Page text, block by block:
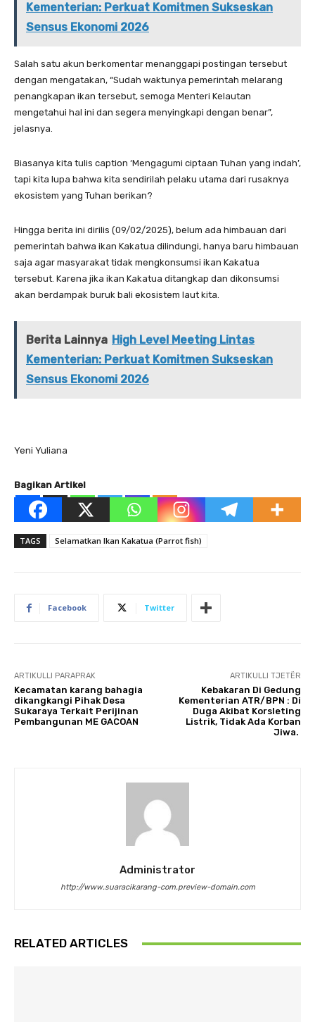
Kementerian: Perkuat Komitmen Sukseskan
Sensus Ekonomi 2026
Salah satu akun berkomentar menanggapi postingan tersebut
dengan mengatakan, “Sudah waktunya pemerintah melarang
penangkapan ikan tersebut, semoga Menteri Kelautan
mengetahui hal ini dan segera menyingkapi dengan benar”,
jelasnya.
Biasanya kita tulis caption ‘Mengagumi ciptaan Tuhan yang indah’,
tapi kita lupa bahwa kita sendirilah pelaku utama dari rusaknya
ekosistem yang Tuhan berikan?
Hingga berita ini dirilis (09/02/2025), belum ada himbauan dari
pemerintah bahwa ikan Kakatua dilindungi, hanya baru himbauan
saja agar masyarakat tidak mengkonsumsi ikan Kakatua
tersebut. Karena jika ikan Kakatua ditangkap dan dikonsumsi
akan berdampak buruk bali ekosistem laut kita.
Berita Lainnya High Level Meeting Lintas
Kementerian: Perkuat Komitmen Sukseskan
Sensus Ekonomi 2026
Yeni Yuliana
Bagikan Artikel
TAGS Selamatkan Ikan Kakatua (Parrot fish)
Facebook Twitter
ARTIKULLI PARAPRAK
Kecamatan karang bahagia
dikangkangi Pihak Desa
Sukaraya Terkait Perijinan
Pembangunan ME GACOAN
ARTIKULLI TJETËR
Kebakaran Di Gedung
Kementerian ATR/BPN : Di
Duga Akibat Korsleting
Listrik, Tidak Ada Korban
Jiwa.
Administrator
http://www.suaracikarang-com.preview-domain.com
RELATED ARTICLES